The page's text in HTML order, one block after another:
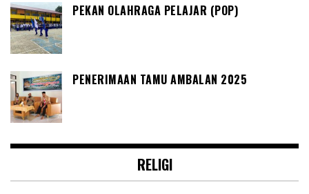
PEKAN OLAHRAGA PELAJAR (POP)
PENERIMAAN TAMU AMBALAN 2025
RELIGI